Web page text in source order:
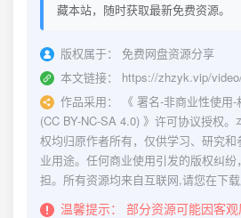
藏本站，随时获取最新免费资源。
版权属于：
免费网盘资源分享
本文链接：
https://zhzyk.vip/
作品采用：
《 署名-非商业性使用
(CC BY-NC-SA 4.0) 》许可协议授权。
权均归原作者所有，仅供学习、研究
业用途。任何商业使用引发的版权纠
担。所有资源均来自互联网,请您在下载
温馨提示：
部分资源可能因客